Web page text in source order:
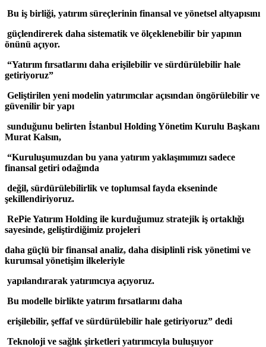
Bu iş birliği, yatırım süreçlerinin finansal ve yönetsel altyapısını
güçlendirerek daha sistematik ve ölçeklenebilir bir yapının
önünü açıyor.
“Yatırım fırsatlarını daha erişilebilir ve sürdürülebilir hale
getiriyoruz”
Geliştirilen yeni modelin yatırımcılar açısından öngörülebilir ve
güvenilir bir yapı
sunduğunu belirten İstanbul Holding Yönetim Kurulu Başkanı
Murat Kalsın,
“Kuruluşumuzdan bu yana yatırım yaklaşımımızı sadece
finansal getiri odağında
değil, sürdürülebilirlik ve toplumsal fayda ekseninde
şekillendiriyoruz.
RePie Yatırım Holding ile kurduğumuz stratejik iş ortaklığı
sayesinde, geliştirdiğimiz projeleri
daha güçlü bir finansal analiz, daha disiplinli risk yönetimi ve
kurumsal yönetişim ilkeleriyle
yapılandırarak yatırımcıya açıyoruz.
Bu modelle birlikte yatırım fırsatlarını daha
erişilebilir, şeffaf ve sürdürülebilir hale getiriyoruz” dedi
Teknoloji ve sağlık şirketleri yatırımcıyla buluşuyor